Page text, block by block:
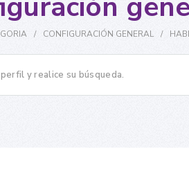
/ CONFIGURACIÓN GENERAL /